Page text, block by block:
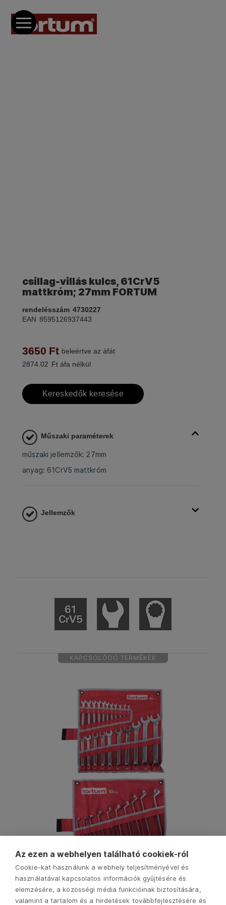
csillag-villás kulcs, 61CrV5
mattkróm; 27mm FORTUM
rendelésszám 4730227
EAN 8595126937443
3650 Ft beleértve az áfát
2874.02 Ft áfa nélkül
Kereskedők keresése
Műszaki paraméterek
műszaki jellemzők: 27mm
anyag: 61CrV5 mattkróm
Jellemzők
KAPCSOLÓDÓ TERMÉKEK
Az ezen a webhelyen található cookiek-ról
Cookie-kat használunk a webhely teljesítményével és
használatával kapcsolatos információk gyűjtésére és
elemzésére, a közösségi média funkcióinak biztosítására,
valamint a tartalom és a hirdetések továbbfejlesztésére és